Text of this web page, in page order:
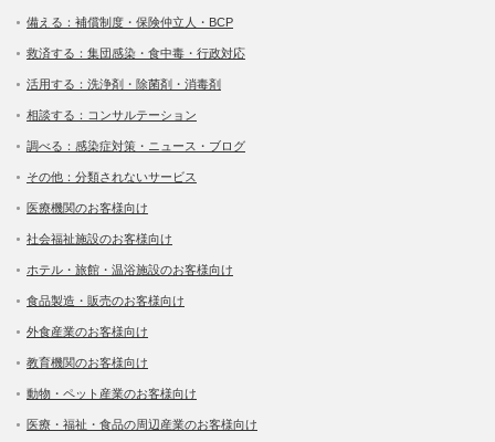
備える：補償制度・保険仲立人・BCP
救済する：集団感染・食中毒・行政対応
活用する：洗浄剤・除菌剤・消毒剤
相談する：コンサルテーション
調べる：感染症対策・ニュース・ブログ
その他：分類されないサービス
医療機関のお客様向け
社会福祉施設のお客様向け
ホテル・旅館・温浴施設のお客様向け
食品製造・販売のお客様向け
外食産業のお客様向け
教育機関のお客様向け
動物・ペット産業のお客様向け
医療・福祉・食品の周辺産業のお客様向け